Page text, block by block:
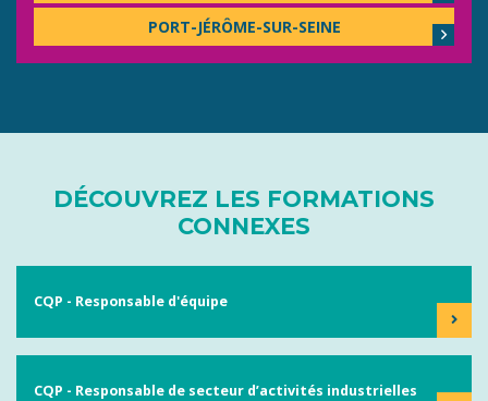
PORT-JÉRÔME-SUR-SEINE
DÉCOUVREZ LES FORMATIONS
CONNEXES
CQP - Responsable d'équipe
CQP - Responsable de secteur d’activités industrielles